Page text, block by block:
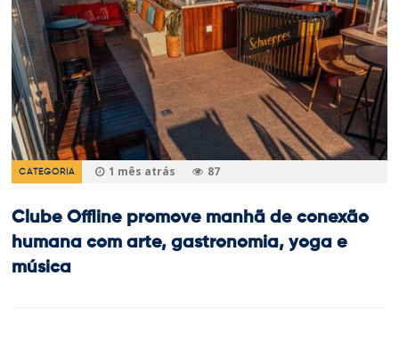
CATEGORIA 1 mês atrás 87
Clube Offline promove manhã de conexão
humana com arte, gastronomia, yoga e
música